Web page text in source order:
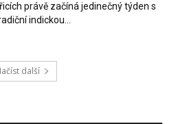
právě začíná jedinečný týden s
indickou...
další